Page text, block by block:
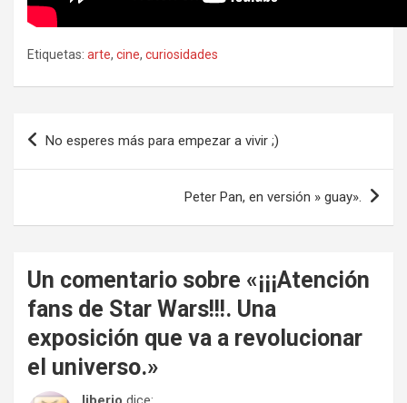
Etiquetas: arte, cine, curiosidades
Navegación
de
No esperes más para empezar a vivir ;)
Peter Pan, en versión » guay».
Un comentario sobre «¡¡¡Atención
fans de Star Wars!!!. Una
exposición que va a revolucionar
el universo.»